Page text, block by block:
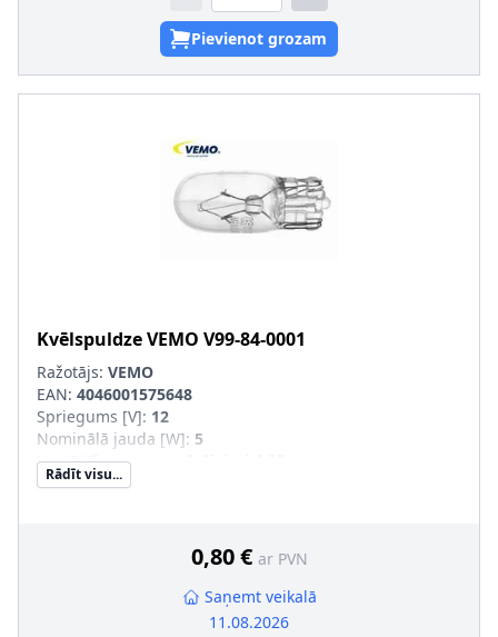
Pievienot grozam
KvēlspuldzeVEMO V99-84-0001
Ražotājs: VEMO
EAN: 4046001575648
Spriegums [V]: 12
Nominālā jauda [W]: 5
Uzstādīšanas puse
Masa [kg]:0,001
Rādīt visu...
0,80 € ar PVN
Saņemt veikalā
11.08.2026